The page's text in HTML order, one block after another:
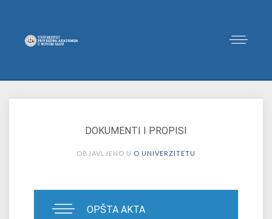
DOKUMENTI I PROPISI
OBJAVLJENO U O UNIVERZITETU
OPŠTA AKTA